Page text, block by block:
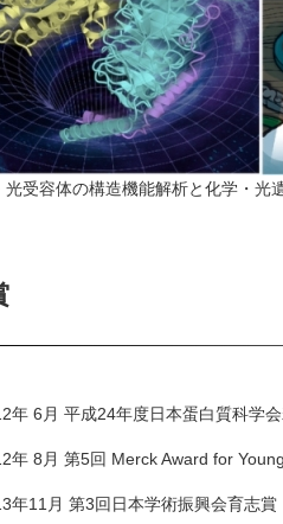
光受容体の構造機能解析と化学・光
年 6月 平成24年度日本蛋白質科学
年 8月 第5回 Merck Award for
年11月 第3回日本学術振興会育志賞